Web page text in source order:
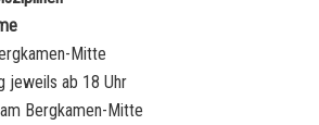
Mitte
jeweils ab 18 Uhr
Bergkamen-Mitte